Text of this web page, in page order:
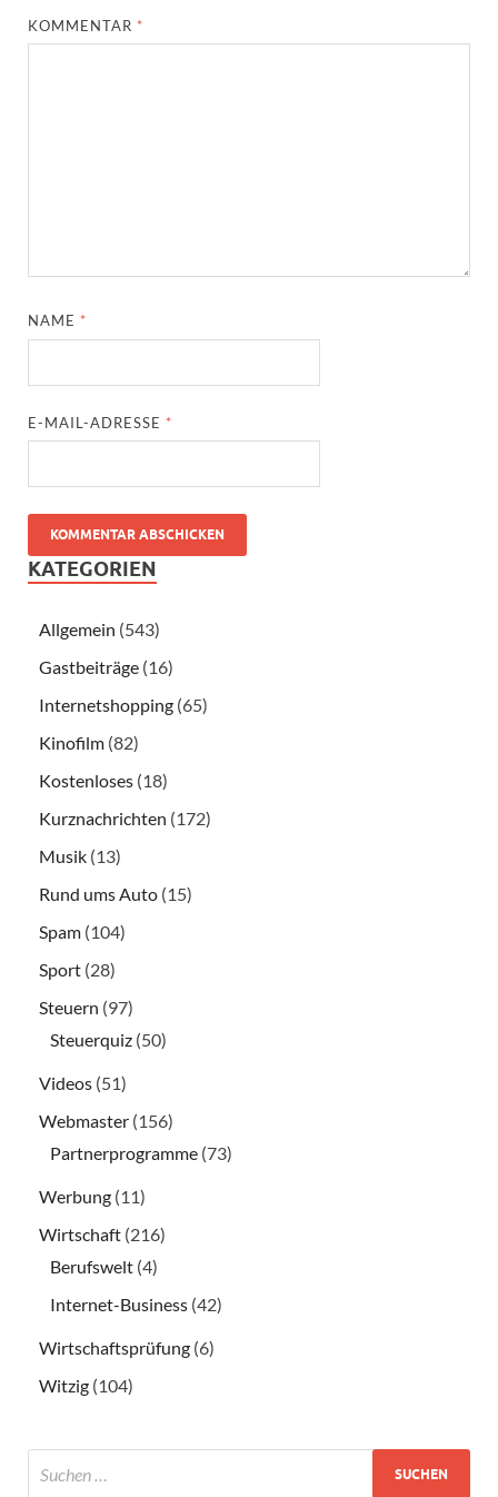
KOMMENTAR *
NAME *
E-MAIL-ADRESSE *
KATEGORIEN
Allgemein (543)
Gastbeiträge (16)
Internetshopping (65)
Kinofilm (82)
Kostenloses (18)
Kurznachrichten (172)
Musik (13)
Rund ums Auto (15)
Spam (104)
Sport (28)
Steuern (97)
Steuerquiz (50)
Videos (51)
Webmaster (156)
Partnerprogramme (73)
Werbung (11)
Wirtschaft (216)
Berufswelt (4)
Internet-Business (42)
Wirtschaftsprüfung (6)
Witzig (104)